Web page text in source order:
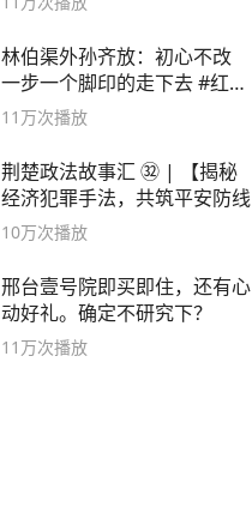
林伯渠外孙齐放：初心不改
一步一个脚印的走下去 #红船
论坛
11万次播放
荆楚政法故事汇 ㉜ | 【揭秘
经济犯罪手法，共筑平安防线
10万次播放
邢台壹号院即买即住，还有心
动好礼。确定不研究下？
11万次播放